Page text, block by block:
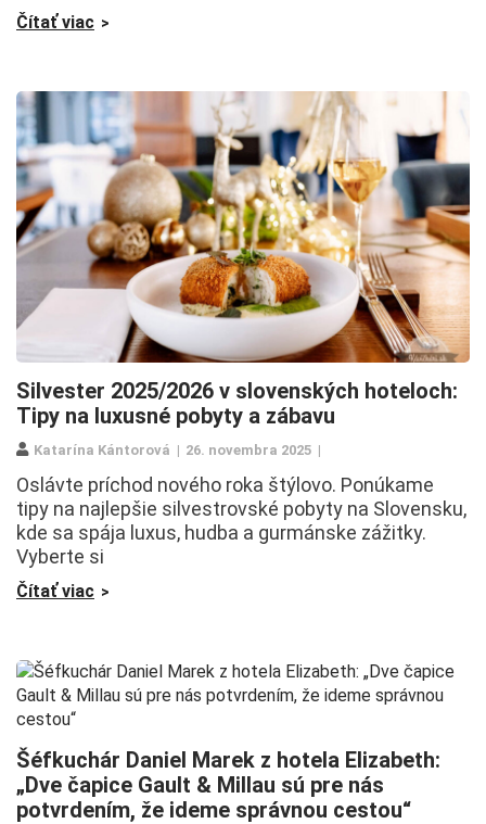
Čítať viac
Silvester 2025/2026 v slovenských hoteloch:
Tipy na luxusné pobyty a zábavu
Katarína Kántorová 26. novembra 2025
Oslávte príchod nového roka štýlovo. Ponúkame
tipy na najlepšie silvestrovské pobyty na Slovensku,
kde sa spája luxus, hudba a gurmánske zážitky.
Vyberte si
Čítať viac
Šéfkuchár Daniel Marek z hotela Elizabeth:
„Dve čapice Gault & Millau sú pre nás
potvrdením, že ideme správnou cestou“